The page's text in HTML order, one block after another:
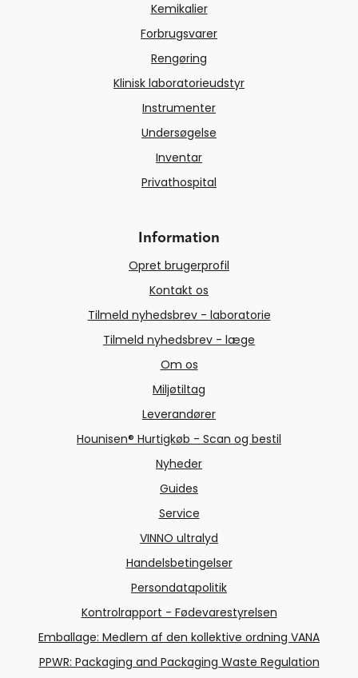
Kemikalier
Forbrugsvarer
Rengøring
Klinisk laboratorieudstyr
Instrumenter
Undersøgelse
Inventar
Privathospital
Information
Opret brugerprofil
Kontakt os
Tilmeld nyhedsbrev - laboratorie
Tilmeld nyhedsbrev - læge
Om os
Miljøtiltag
Leverandører
Hounisen® Hurtigkøb - Scan og bestil
Nyheder
Guides
Service
VINNO ultralyd
Handelsbetingelser
Persondatapolitik
Kontrolrapport - Fødevarestyrelsen
Emballage: Medlem af den kollektive ordning VANA
PPWR: Packaging and Packaging Waste Regulation